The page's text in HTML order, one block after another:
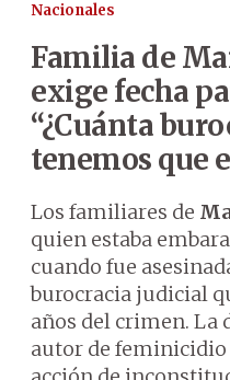
Nacionales
Familia de
exige fecha
“¿Cuánta
tenemos que
Los familiares de
quien estaba
cuando fue
burocracia judicial
años del crimen. La
autor de